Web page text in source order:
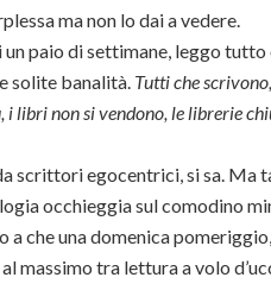
ma non lo dai a vedere.
paio di settimane, leggo tutto
solite banalità. Tutti che
i libri non si vendono, le librerie
scrittori egocentrici, si sa. Ma
occhieggia sul comodino
a che una domenica
massimo tra lettura a volo